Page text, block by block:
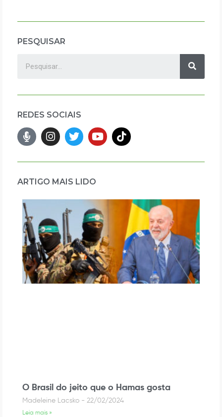
PESQUISAR
REDES SOCIAIS
ARTIGO MAIS LIDO
O Brasil do jeito que o Hamas gosta
Madeleine Lacsko 22/02/2024
Leia mais »